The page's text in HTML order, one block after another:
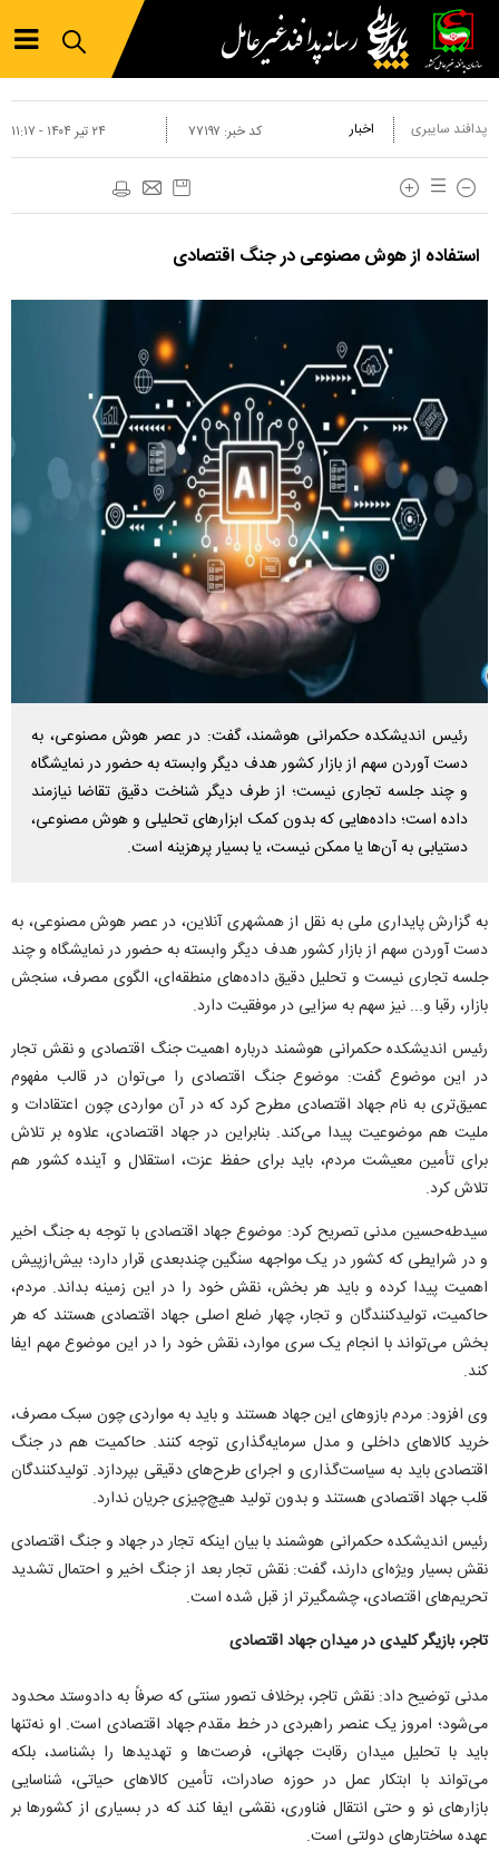
پدافند سایبری اخبار ۲۴ تير ۱۴۰۴ - ۱۱:۱۷ کد خبر: ۷۷۱۹۷
استفاده از هوش مصنوعی در جنگ اقتصادی
رئیس اندیشکده حکمرانی هوشمند، گفت: در عصر هوش مصنوعی، به
دست آوردن سهم از بازار کشور هدف دیگر وابسته به حضور در نمایشگاه
و چند جلسه تجاری نیست؛ از طرف دیگر شناخت دقیق تقاضا نیازمند
داده است؛ داده‌هایی که بدون کمک ابزارهای تحلیلی و هوش مصنوعی،
دستیابی به آن‌ها یا ممکن نیست، یا بسیار پرهزینه است.
به گزارش پایداری ملی به نقل از همشهری آنلاین، در عصر هوش مصنوعی، به
دست آوردن سهم از بازار کشور هدف دیگر وابسته به حضور در نمایشگاه و چند
جلسه تجاری نیست و تحلیل دقیق داده‌های منطقه‌ای، الگوی مصرف، سنجش
بازار، رقبا و... نیز سهم به سزایی در موفقیت دارد.
رئیس اندیشکده حکمرانی هوشمند درباره اهمیت جنگ اقتصادی و نقش تجار
در این موضوع گفت: موضوع جنگ اقتصادی را می‌توان در قالب مفهوم
عمیق‌تری به نام جهاد اقتصادی مطرح کرد که در آن مواردی چون اعتقادات و
ملیت هم موضوعیت پیدا می‌کند. بنابراین در جهاد اقتصادی، علاوه بر تلاش
برای تأمین معیشت مردم، باید برای حفظ عزت، استقلال و آینده کشور هم
تلاش کرد.
سیدطه‌حسین مدنی تصریح کرد: موضوع جهاد اقتصادی با توجه به جنگ اخیر
و در شرایطی که کشور در یک مواجهه سنگین چندبعدی قرار دارد؛ بیش‌ازپیش
اهمیت پیدا کرده و باید هر بخش، نقش خود را در این زمینه بداند. مردم،
حاکمیت، تولیدکنندگان و تجار، چهار ضلع اصلی جهاد اقتصادی هستند که هر
بخش می‌تواند با انجام یک سری موارد، نقش خود را در این موضوع مهم ایفا
کند.
وی افزود: مردم بازوهای این جهاد هستند و باید به مواردی چون سبک مصرف،
خرید کالاهای داخلی و مدل سرمایه‌گذاری توجه کنند. حاکمیت هم در جنگ
اقتصادی باید به سیاست‌گذاری و اجرای طرح‌های دقیقی بپردازد. تولیدکنندگان
قلب جهاد اقتصادی هستند و بدون تولید هیچ‌چیزی جریان ندارد.
رئیس اندیشکده حکمرانی هوشمند با بیان اینکه تجار در جهاد و جنگ اقتصادی
نقش بسیار ویژه‌ای دارند، گفت: نقش تجار بعد از جنگ اخیر و احتمال تشدید
تحریم‌های اقتصادی، چشمگیرتر از قبل شده است.
تاجر، بازیگر کلیدی در میدان جهاد اقتصادی
مدنی توضیح داد: نقش تاجر، برخلاف تصور سنتی که صرفاً به دادوستد محدود
می‌شود؛ امروز یک عنصر راهبردی در خط مقدم جهاد اقتصادی است. او نه‌تنها
باید با تحلیل میدان رقابت جهانی، فرصت‌ها و تهدیدها را بشناسد، بلکه
می‌تواند با ابتکار عمل در حوزه صادرات، تأمین کالاهای حیاتی، شناسایی
بازارهای نو و حتی انتقال فناوری، نقشی ایفا کند که در بسیاری از کشورها بر
عهده ساختارهای دولتی است.